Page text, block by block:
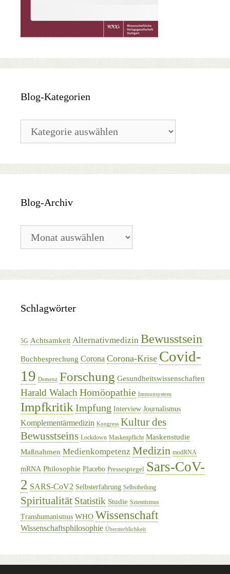
Blog-Kategorien
Kategorien
Blog-Archiv
Archiv
Schlagwörter
5G Achtsamkeit Alternativmedizin Bewusstsein
Buchbesprechung Corona Corona-Krise Covid-
19 Demenz Forschung Gesundheitswissenschaften
Harald Walach Homöopathie Immunsystem
Impfkritik Impfung Interview Journalismus
Komplementärmedizin Kongress Kultur des
Bewusstseins Lockdown Maskenpflicht Maskenstudie
Maßnahmen Medienkompetenz Medizin modRNA
mRNA Philosophie Placebo Pressespiegel Sars-CoV-
2 SARS-CoV2 Selbsterfahrung Selbstheilung
Spiritualität Statistik Studie Szientismus
Transhumanismus WHO Wissenschaft
Wissenschaftsphilosophie Übersterblichkeit